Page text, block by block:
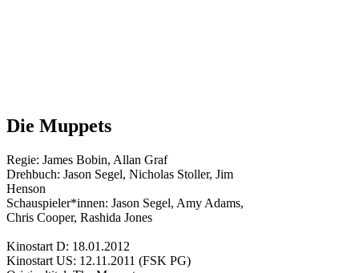
Die Muppets
Regie: James Bobin, Allan Graf
Drehbuch: Jason Segel, Nicholas Stoller, Jim
Henson
Schauspieler*innen: Jason Segel, Amy Adams,
Chris Cooper, Rashida Jones
Kinostart D: 18.01.2012
Kinostart US: 12.11.2011 (FSK PG)